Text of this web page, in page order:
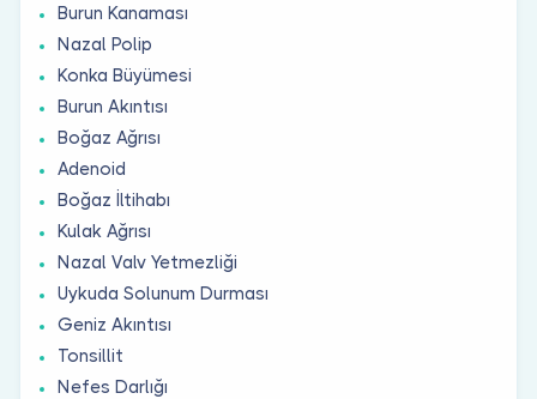
Burun Kanaması
Nazal Polip
Konka Büyümesi
Burun Akıntısı
Boğaz Ağrısı
Adenoid
Boğaz İltihabı
Kulak Ağrısı
Nazal Valv Yetmezliği
Uykuda Solunum Durması
Geniz Akıntısı
Tonsillit
Nefes Darlığı